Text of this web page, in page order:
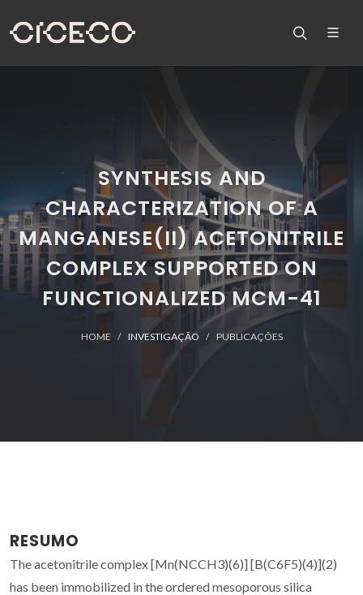
SYNTHESIS AND
CHARACTERIZATION OF A
MANGANESE(II) ACETONITRILE
COMPLEX SUPPORTED ON
FUNCTIONALIZED MCM-41
HOME INVESTIGAÇÃO PUBLICAÇÕES
RESUMO
The acetonitrile complex [Mn(NCCH3)(6)] [B(C6F5)(4)](2)
has been immobilized in the ordered mesoporous silica